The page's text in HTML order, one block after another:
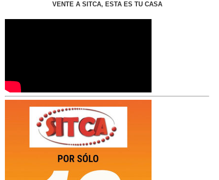
VENTE A SITCA, ESTA ES TU CASA